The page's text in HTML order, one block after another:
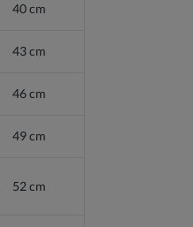
40 cm
43 cm
46 cm
49 cm
52 cm